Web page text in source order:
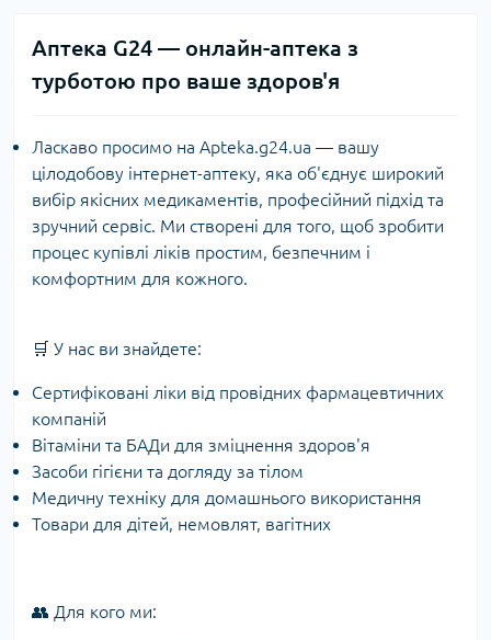
Аптека G24 — онлайн-аптека з
турботою про ваше здоров'я
Ласкаво просимо на Apteka.g24.ua — вашу
цілодобову інтернет-аптеку, яка об'єднує широкий
вибір якісних медикаментів, професійний підхід та
зручний сервіс. Ми створені для того, щоб зробити
процес купівлі ліків простим, безпечним і
комфортним для кожного.
🛒 У нас ви знайдете:
Сертифіковані ліки від провідних фармацевтичних
компаній
Вітаміни та БАДи для зміцнення здоров'я
Засоби гігієни та догляду за тілом
Медичну техніку для домашнього використання
Товари для дітей, немовлят, вагітних
👥 Для кого ми: